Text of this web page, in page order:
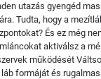
utazás gyengéd
Tudta, hogy a
És ez még
aktiválsz a
működését
formáját és